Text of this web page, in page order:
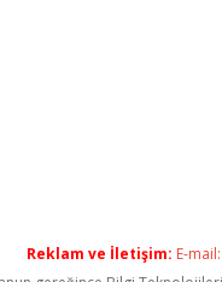
Reklam ve İletişim: E-mail: